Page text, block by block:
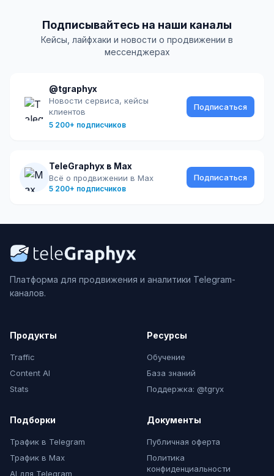
Подписывайтесь на наши каналы
Кейсы, лайфхаки и новости о продвижении в
мессенджерах
@tgraphyx
Новости сервиса, кейсы
клиентов
5 200+ подписчиков
Подписаться
TeleGraphyx в Max
Всё о продвижении в Max
5 200+ подписчиков
Подписаться
Платформа для продвижения и аналитики Telegram-
каналов.
Продукты
Traffic
Content AI
Stats
Ресурсы
Обучение
База знаний
Поддержка: @tgryx
Подборки
Трафик в Telegram
Трафик в Max
AI для Telegram
Документы
Публичная оферта
Политика
конфиденциальности